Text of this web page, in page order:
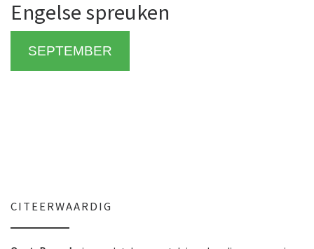
Engelse spreuken
SEPTEMBER
CITEERWAARDIG